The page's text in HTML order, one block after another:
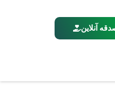
آنلاین